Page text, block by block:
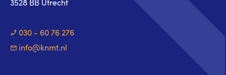
3528 BB Utrecht
030 - 60 76 276
info@knmt.nl